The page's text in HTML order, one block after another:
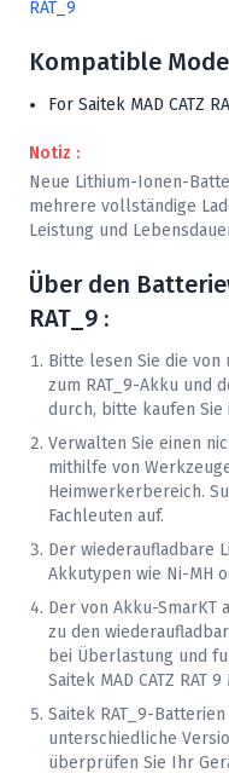
RAT_9
Kompatible
For Saitek MAD CATZ
Notiz :
Neue Lithium-Ionen-
mehrere vollständige
Leistung und
Über den
RAT_9 :
Bitte lesen Sie die
zum RAT_9-Akku und
durch, bitte kaufen
Verwalten Sie einen
mithilfe von
Heimwerkerbereich.
Fachleuten auf.
Der wiederaufladbare
Akkutypen wie Ni-MH
Der von Akku-SmarKT
zu den
bei Überlastung und
Saitek MAD CATZ RAT
Saitek RAT_9-
unterschiedliche
überprüfen Sie Ihr